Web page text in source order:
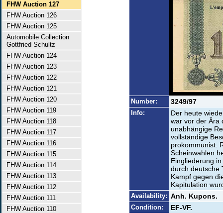
FHW Auction 127
FHW Auction 126
FHW Auction 125
Automobile Collection
Gottfried Schultz
FHW Auction 124
FHW Auction 123
FHW Auction 122
FHW Auction 121
FHW Auction 120
FHW Auction 119
FHW Auction 118
FHW Auction 117
FHW Auction 116
FHW Auction 115
FHW Auction 114
FHW Auction 113
FHW Auction 112
FHW Auction 111
FHW Auction 110
Number: 3249/97
Info:
Der heute
war vor der Ära
unabhängige
vollständige
prokommunist.
Scheinwahlen
Eingliederung
durch deutsche
Kampf gegen
Kapitulation
Availability: Anh. Kupons.
Condition: EF-VF.